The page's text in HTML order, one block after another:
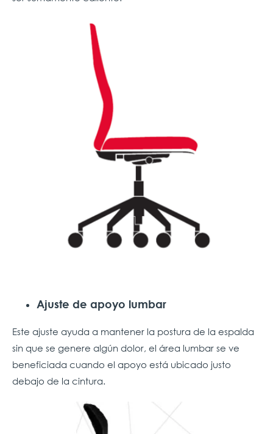
Ajuste de apoyo lumbar
Este ajuste ayuda a mantener la postura de la espalda
sin que se genere algún dolor, el área lumbar se ve
beneficiada cuando el apoyo está ubicado justo
debajo de la cintura.